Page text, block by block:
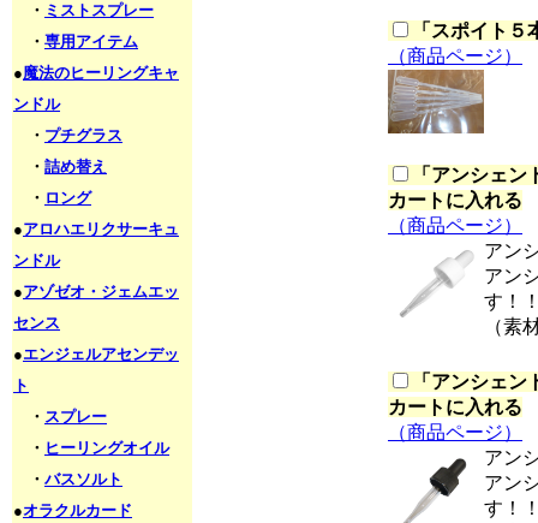
・ ミストスプレー
・ 専用アイテム
●魔法のヒーリングキャ
ンドル
・ プチグラス
・ 詰め替え
・ ロング
●アロハエリクサーキュ
ンドル
●アゾゼオ・ジェムエッ
センス
●エンジェルアセンデッ
ト
・ スプレー
・ ヒーリングオイル
・ バスソルト
●オラクルカード
「 スポイト５
（商品ページ）
「 アンシェン
カートに入れる
（商品ページ）
アン
アン
す！
（素
「 アンシェン
カートに入れる
（商品ページ）
アン
アン
す！